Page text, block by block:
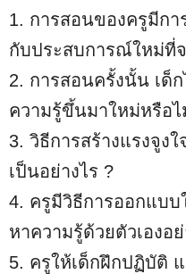
1. การสอนของครูมีก
กับประสบการณ์ใหม่ที่
2. การสอนครั้งนั้น เด็
ความรู้ขึ้นมาใหม่หรือไ
3. วิธีการสร้างแรงจูง
เป็นอย่างไร ?
4. ครูมีวิธีการออกแบ
หาความรู้ด้วยตัวเองอย่
5. ครูให้เด็กฝึกปฏิบัติ